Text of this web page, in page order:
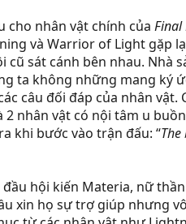
cho nhân vật chính của Final
và Warrior of Light gặp
sát cánh bên nhau.
ta không những mang
câu đối đáp của nhân
2 nhân vật có nội tâm u
khi bước vào trận đấu: “
hội kiến Materia, nữ
xin họ sự trợ giúp nhưng